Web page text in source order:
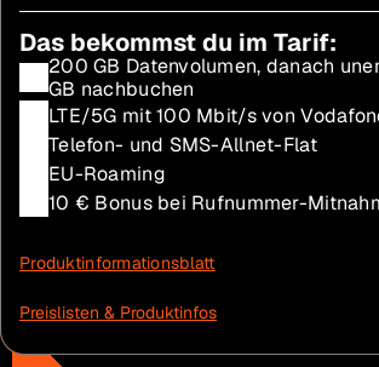
Das bekommst du im Tarif:
200 GB Datenvolumen, danach
GB nachbuchen
LTE/5G mit 100 Mbit/s von
Telefon- und SMS-Allnet-Flat
EU-Roaming
10 € Bonus bei Rufnummer-
Produktinformationsblatt
Preislisten & Produktinfos